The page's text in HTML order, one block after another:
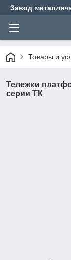
Завод
Товары и
Тележки
серии ТК